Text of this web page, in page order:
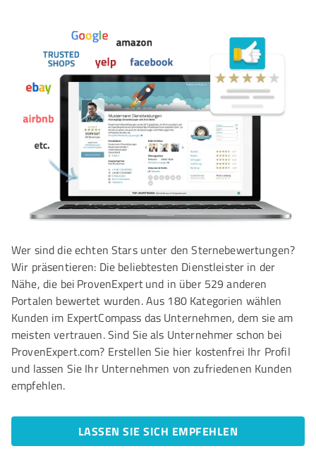
Wer sind die echten Stars unter den Sternebewertungen?
Wir präsentieren: Die beliebtesten Dienstleister in der
Nähe, die bei ProvenExpert und in über 529 anderen
Portalen bewertet wurden. Aus 180 Kategorien wählen
Kunden im ExpertCompass das Unternehmen, dem sie am
meisten vertrauen. Sind Sie als Unternehmer schon bei
ProvenExpert.com? Erstellen Sie hier kostenfrei Ihr Profil
und lassen Sie Ihr Unternehmen von zufriedenen Kunden
empfehlen.
LASSEN SIE SICH EMPFEHLEN